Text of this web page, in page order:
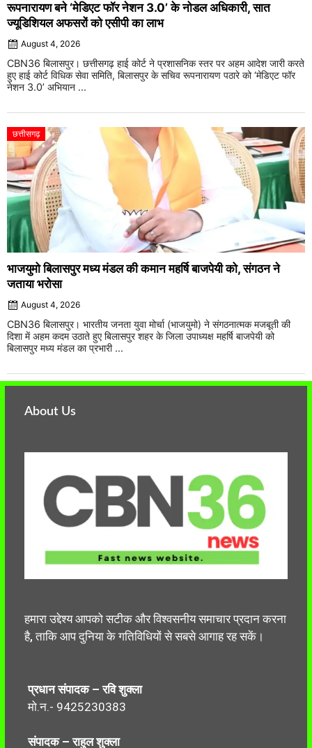
रूपनारायण बने ‘मेडिएट फॉर नेशन 3.0’ के नोडल अधिकारी, सात
ज्यूडिशियल अफसरों को एसीपी का लाभ
August 4, 2026
CBN36 बिलासपुर। छत्तीसगढ़ हाई कोर्ट ने प्रशासनिक स्तर पर अहम आदेश जारी करते
हुए हाई कोर्ट विधिक सेवा समिति, बिलासपुर के सचिव रूपनारायण पठारे को ‘मेडिएट फॉर
नेशन 3.0’ अभियान ...
छत्तीसगढ़
भाजयुमो बिलासपुर मध्य मंडल की कमान महर्षि बाजपेयी को, संगठन ने
जताया भरोसा
August 4, 2026
CBN36 बिलासपुर। भारतीय जनता युवा मोर्चा (भाजयुमो) ने संगठनात्मक मजबूती की
दिशा में अहम कदम उठाते हुए बिलासपुर शहर के जिला उपाध्यक्ष महर्षि बाजपेयी को
बिलासपुर मध्य मंडल का प्रभारी ...
About Us
हमारा उद्देश्य आपको सटीक और विश्वसनीय समाचार प्रदान करना
है, ताकि आप दुनिया के गतिविधियों से सबसे आगाह रह सकें।
प्रधान संपादक – रवि शुक्ला
मो.न.- 9425230383
संपादक – राहुल शुक्ला